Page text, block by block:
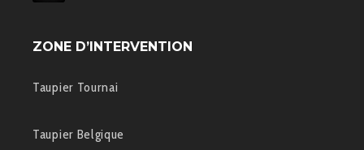
ZONE D’INTERVENTION
Taupier Tournai
Taupier Belgique